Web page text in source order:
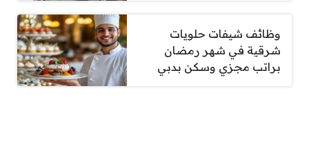
وظائف شيفات حلويات
شرقية في شهر رمضان
براتب مجزي وسكن بدبي